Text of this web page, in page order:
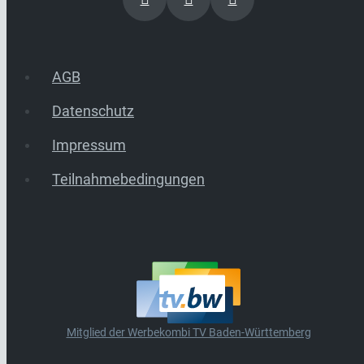
AGB
Datenschutz
Impressum
Teilnahmebedingungen
Mitglied der Werbekombi TV Baden-Württemberg